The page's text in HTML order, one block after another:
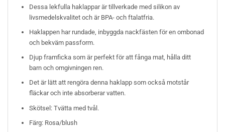
Dessa lekfulla haklappar är tillverkade med silikon av
livsmedelskvalitet och är BPA- och ftalatfria.
Haklappen har rundade, inbyggda nackfästen för en ombonad
och bekväm passform.
Djup framficka som är perfekt för att fånga mat, hålla ditt
barn och omgivningen ren.
Det är lätt att rengöra denna haklapp som också motstår
fläckar och inte absorberar vatten.
Skötsel: Tvätta med tvål.
Färg: Rosa/blush